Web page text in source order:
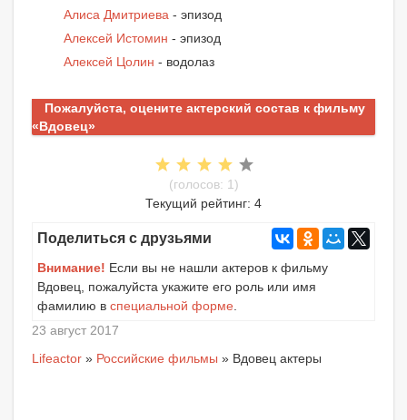
Алиса Дмитриева - эпизод
Алексей Истомин - эпизод
Алексей Цолин - водолаз
Пожалуйста, оцените актерский состав к фильму
«Вдовец»
(голосов: 1)
Текущий рейтинг: 4
Поделиться с друзьями
Внимание! Если вы не нашли актеров к фильму
Вдовец, пожалуйста укажите его роль или имя
фамилию в специальной форме
23 август 2017
Lifeactor » Российские фильмы » Вдовец актеры